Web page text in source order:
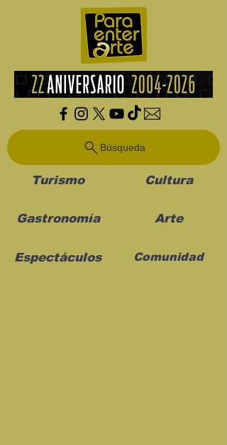
Búsqueda
Turismo Cultura
Gastronomía Arte
Espectáculos Comunidad